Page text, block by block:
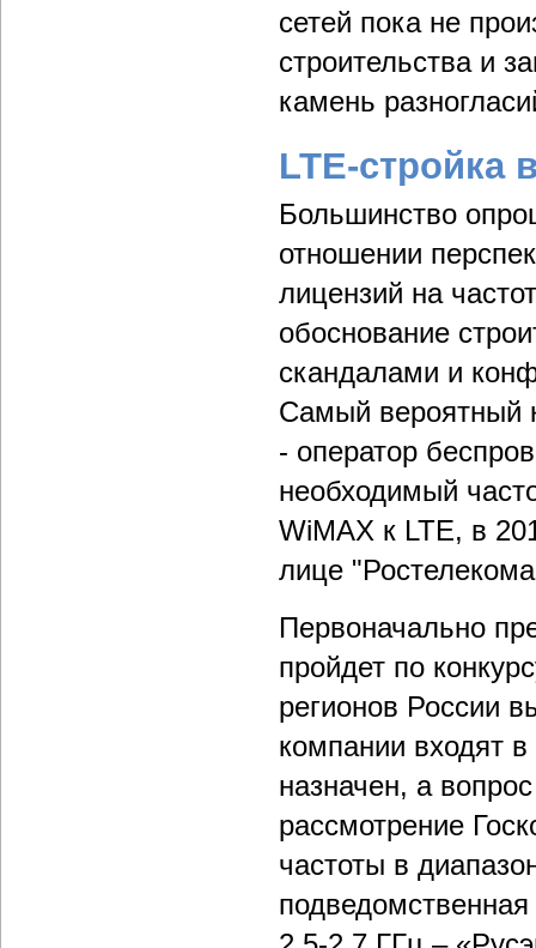
сетей пока не
строительства и
камень
LTE-
Большинство
отношении
лицензий на
обоснование
скандалами и
Самый вероятный
- оператор
необходимый
WiMAX к LTE, в
лице
Первоначально
пройдет по
регионов России
компании входят
назначен, а
рассмотрение
частоты в